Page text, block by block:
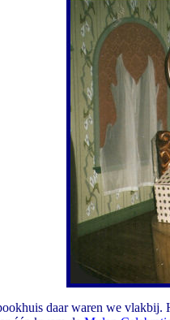
daar waren we